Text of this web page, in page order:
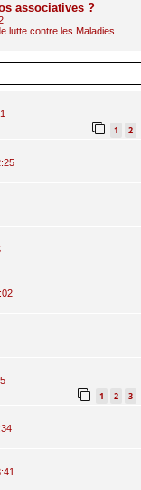
associatives ?
lutte contre les Maladies
1 2
1 2 3